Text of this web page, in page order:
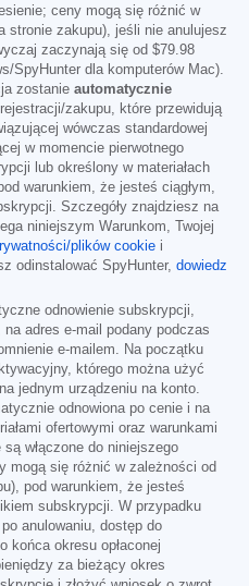
ceny mogą się różnić w
stronie zakupu), jeśli nie anulujesz
zaczynają się od $79.98
SpyHunter dla komputerów Mac).
zostanie automatycznie
zakupu, które przewidują
wówczas standardowej
w momencie pierwotnego
lub określony w materiałach
warunkiem, że jesteś ciągłym,
Szczegóły znajdziesz na
niniejszym Warunkom, Twojej
plików cookie i
odinstalować SpyHunter, dowiedz
odnowienie subskrypcji,
adres e-mail podany podczas
e-mailem. Na początku
którego można użyć
jednym urządzeniu na konto.
odnowiona po cenie i na
ofertowymi oraz warunkami
włączone do niniejszego
mogą się różnić w zależności od
pod warunkiem, że jesteś
subskrypcji. W przypadku
anulowaniu, dostęp do
końca okresu opłaconej
za bieżący okres